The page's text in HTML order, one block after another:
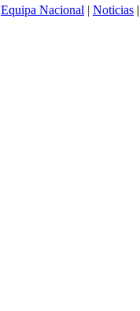
Equipa Nacional | Noticias |